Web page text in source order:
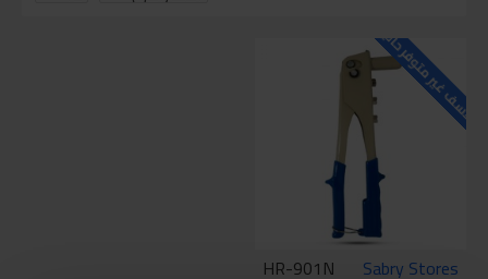
للاسف غير متوفر حاليا
Sabry Stores
HR-901N